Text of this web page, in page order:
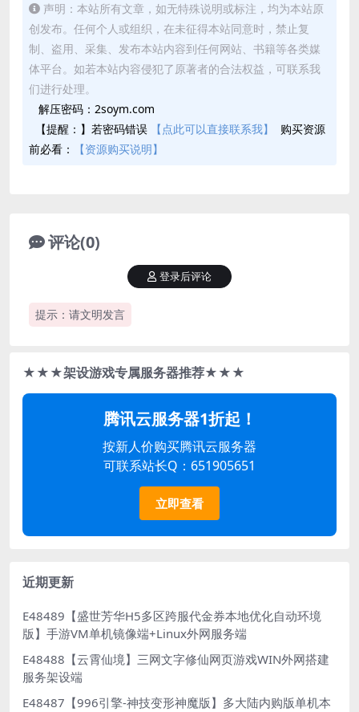
声明：本站所有文章，如无特殊说明或标注，均为本站原
创发布。任何个人或组织，在未征得本站同意时，禁止复
制、盗用、采集、发布本站内容到任何网站、书籍等各类媒
体平台。如若本站内容侵犯了原著者的合法权益，可联系我
们进行处理。
解压密码：2soym.com
【提醒：】若密码错误
【点此可以直接联系我】
购买资源
前必看：
【资源购买说明】
评论(0)
提示：请文明发言
登录后评论
★★★架设游戏专属服务器推荐★★★
腾讯云服务器1折起！
按新人价购买腾讯云服务器
可联系站长Q：651905651
立即查看
近期更新
E48489【盛世芳华H5多区跨服代金券本地优化自动环境
版】手游VM单机镜像端+Linux外网服务端
E48488【云霄仙境】三网文字修仙网页游戏WIN外网搭建
服务架设端
E48487【996引擎-神技变形神魔版】多大陆内购版单机本